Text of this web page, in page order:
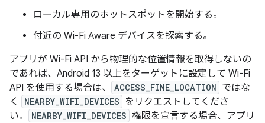
ローカル専用のホットスポットを開始する。
付近の Wi-Fi Aware デバイスを探索する。
アプリが Wi-Fi API から物理的な位置情報を取得しないの
であれば、Android 13 以上をターゲットに設定して Wi-Fi
API を使用する場合は、
ACCESS_FINE_LOCATION ではな
く
NEARBY_WIFI_DEVICES をリクエストしてくださ
い。
NEARBY_WIFI_DEVICES 権限を宣言する場合、アプリ